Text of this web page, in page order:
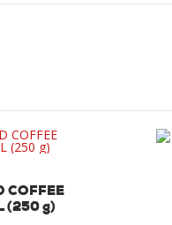
COFFEE
(250 g)